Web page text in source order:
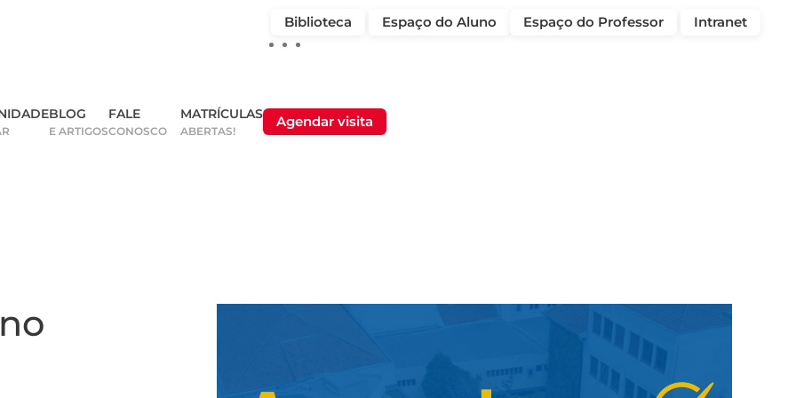
Biblioteca Espaço do Aluno Espaço do Professor Intranet
BLOG
E ARTIGOS
FALE
CONOSCO
MATRÍCULAS
ABERTAS!
Agendar visita